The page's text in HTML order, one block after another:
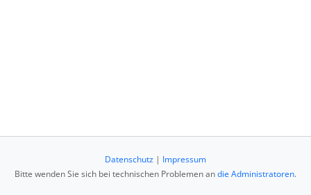
Datenschutz | Impressum
Bitte wenden Sie sich bei technischen Problemen andie Administratoren.